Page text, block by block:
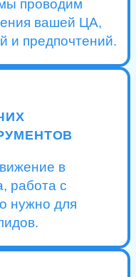
проводим
вашей ЦА,
и предпочтений.
в
работа с
нужно для